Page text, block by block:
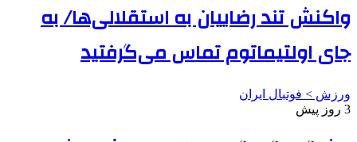
واکنش تند رضاییان به استقلالی‌ها/ به
جای اولتیماتوم تماس می‌گرفتید
ورزش > فوتبال ایران
3 روز پیش